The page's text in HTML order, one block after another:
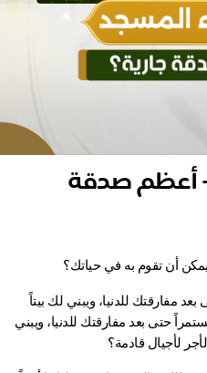
صدقة
تقوم به في حياتك؟
استثمار يضمن لك عائداً مستمراً حتى بعد مفارقتك للدنيا، ويبني لك بيتاً
في الجنة، استثمار يضمن لك عائداً مستمراً حتى بعد مفارقتك للدنيا، ويبني
قادمة؟